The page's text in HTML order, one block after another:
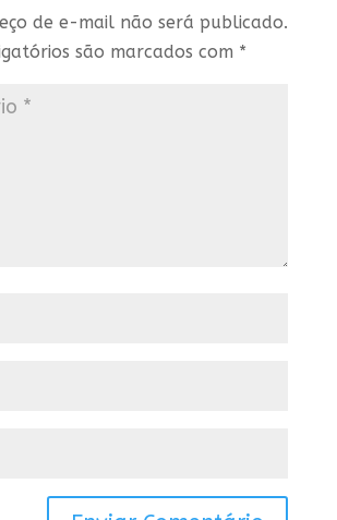
de e-mail não será publicado.
são marcados com *